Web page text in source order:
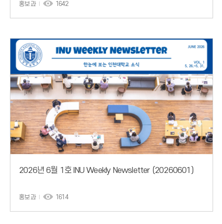
홍보과 1642
2026년 6월 1호 INU Weekly Newsletter (20260601)
홍보과 1614